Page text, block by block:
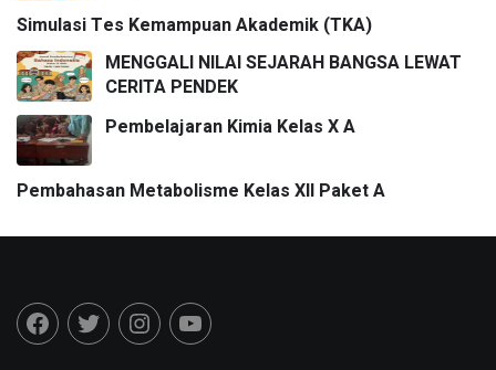
Simulasi Tes Kemampuan Akademik (TKA)
MENGGALI NILAI SEJARAH BANGSA LEWAT
CERITA PENDEK
Pembelajaran Kimia Kelas X A
Pembahasan Metabolisme Kelas XII Paket A